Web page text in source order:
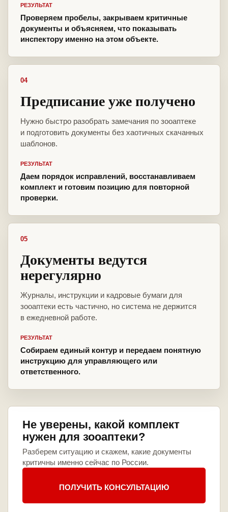
РЕЗУЛЬТАТ
Проверяем пробелы, закрываем критичные
документы и объясняем, что показывать
инспектору именно на этом объекте.
04
Предписание уже получено
Нужно быстро разобрать замечания по зооаптеке
и подготовить документы без хаотичных скачанных
шаблонов.
РЕЗУЛЬТАТ
Даем порядок исправлений, восстанавливаем
комплект и готовим позицию для повторной
проверки.
05
Документы ведутся
нерегулярно
Журналы, инструкции и кадровые бумаги для
зооаптеки есть частично, но система не держится
в ежедневной работе.
РЕЗУЛЬТАТ
Собираем единый контур и передаем понятную
инструкцию для управляющего или
ответственного.
Не уверены, какой комплект
нужен для зооаптеки?
Разберем ситуацию и скажем, какие документы
критичны именно сейчас по России.
ПОЛУЧИТЬ КОНСУЛЬТАЦИЮ